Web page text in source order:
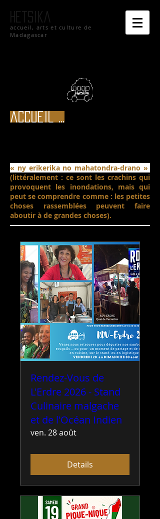
hetsika
accueil, arts et culture de
Madagascar
accueil ...
« ny erikerika no mahatondra-drano »
(littéralement : ce sont les crachins qui
provoquent les inondations, mais qui
peut se comprendre comme : les petites
choses rassemblées peuvent faire
aboutir à de grandes choses).
Rendez-Vous de
L'Erdre 2026 - Stand
Culinaire malgache
et de l'Océan Indien
ven. 28 août
Details